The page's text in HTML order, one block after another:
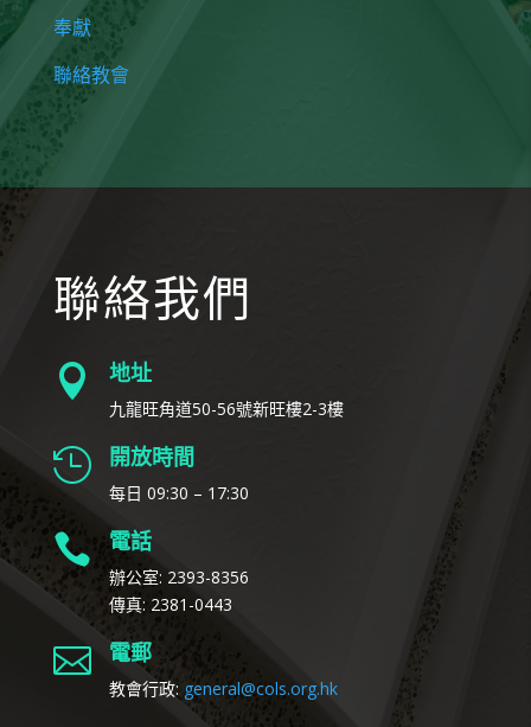
奉獻
聯絡教會
聯絡我們
 地址
九龍旺角道50-56號新旺樓2-3樓
 開放時間
每日 09:30 – 17:30
 電話
辦公室: 2393-8356
傳真: 2381-0443
 電郵
教會行政: general@cols.org.hk